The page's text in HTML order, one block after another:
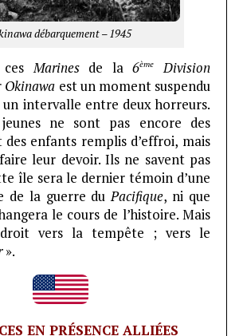
débarquement – 1945
cesMarinesde la6ème
Division
Okinawa est un moment suspendu
un intervalle entre deux horreurs.
ne sont pas encore des
enfants remplis d’effroi, mais
leur devoir. Ils ne savent pas
île sera le dernier témoin d’une
de la guerre duPacifique, ni que
le cours de l’histoire. Mais
vers la tempête ; vers le
».
EN PRÉSENCE ALLIÉES